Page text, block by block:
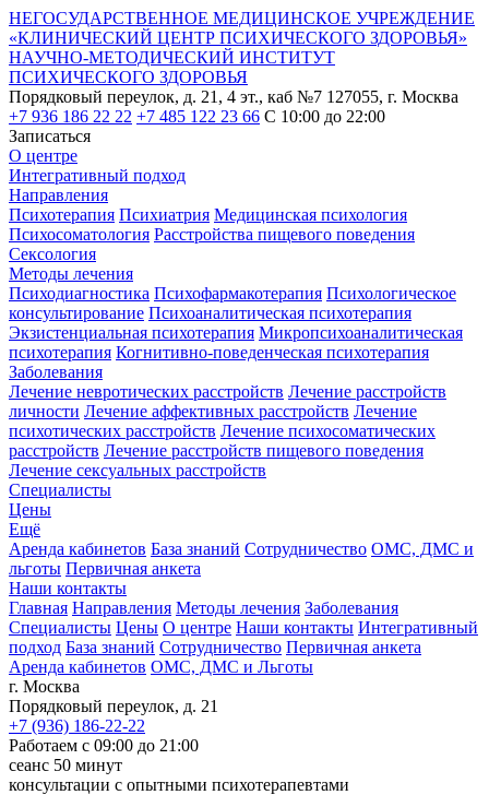
НЕГОСУДАРСТВЕННОЕ МЕДИЦИНСКОЕ УЧРЕЖДЕНИЕ
«КЛИНИЧЕСКИЙ ЦЕНТР ПСИХИЧЕСКОГО ЗДОРОВЬЯ»
НАУЧНО-МЕТОДИЧЕСКИЙ ИНСТИТУТ
ПСИХИЧЕСКОГО ЗДОРОВЬЯ
Порядковый переулок, д. 21, 4 эт., каб №7 127055, г. Москва
+7 936 186 22 22 +7 485 122 23 66 С 10:00 до 22:00
Записаться
О центре
Интегративный подход
Направления
Психотерапия Психиатрия Медицинская психология
Психосоматология Расстройства пищевого поведения
Сексология
Методы лечения
Психодиагностика Психофармакотерапия Психологическое
консультирование Психоаналитическая психотерапия
Экзистенциальная психотерапия Микропсихоаналитическая
психотерапия Когнитивно-поведенческая психотерапия
Заболевания
Лечение невротических расстройств Лечение расстройств
личности Лечение аффективных расстройств Лечение
психотических расстройств Лечение психосоматических
расстройств Лечение расстройств пищевого поведения
Лечение сексуальных расстройств
Специалисты
Цены
Ещё
Аренда кабинетов База знаний Сотрудничество ОМС, ДМС и
льготы Первичная анкета
Наши контакты
Главная Направления Методы лечения Заболевания
Специалисты Цены О центре Наши контакты Интегративный
подход База знаний Сотрудничество Первичная анкета
Аренда кабинетов ОМС, ДМС и Льготы
г. Москва
Порядковый переулок, д. 21
+7 (936) 186-22-22
Работаем с 09:00 до 21:00
сеанс 50 минут
консультации с опытными психотерапевтами